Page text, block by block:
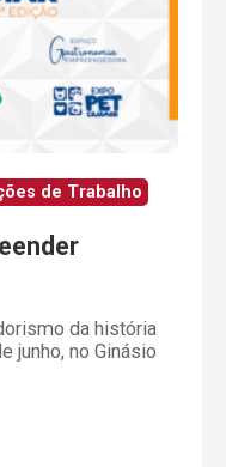
de Trabalho
da história
junho, no Ginásio